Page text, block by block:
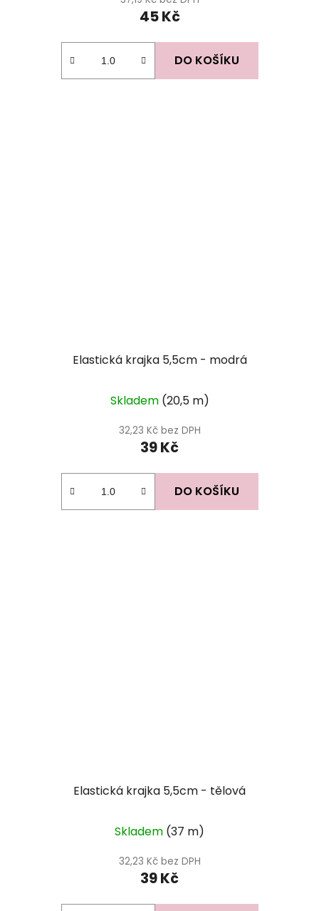
45 Kč
DO KOŠÍKU
Elastická krajka 5,5cm - modrá
Skladem (20,5 m)
32,23 Kč bez DPH
39 Kč
DO KOŠÍKU
Elastická krajka 5,5cm - tělová
Skladem (37 m)
32,23 Kč bez DPH
39 Kč